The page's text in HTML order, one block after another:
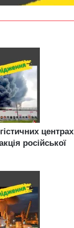
центрах
російської